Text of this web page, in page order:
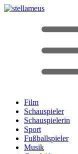
Film
Schauspieler
Schauspielerin
Sport
Fußballspieler
Musik